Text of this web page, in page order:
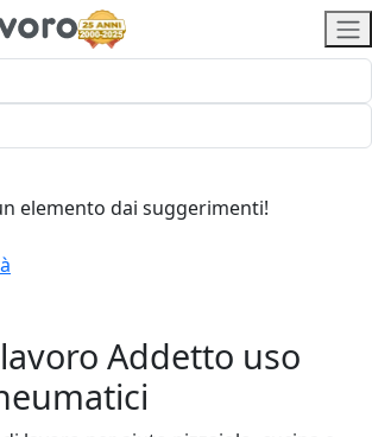
elemento dai suggerimenti!
Addetto uso